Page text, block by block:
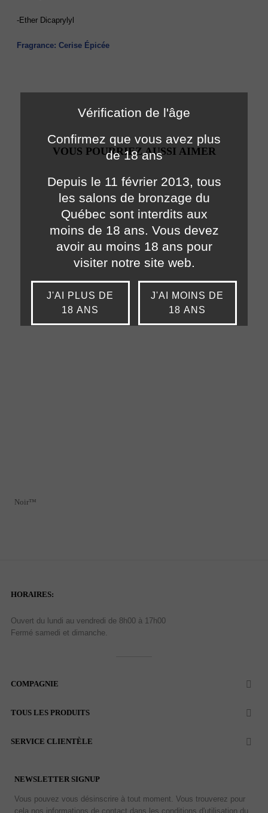
-Ether Dicaprylyl
Fragrance: Cerise Épicée
VOUS POURRIEZ AUSSI AIMER
Noir™
HORAIRES:
Ouvert du lundi au vendredi de 8h00 à 17h00
Fermé samedi et dimanche.
COMPAGNIE 
TOUS LES PRODUITS 
SERVICE CLIENTÈLE 
NEWSLETTER SIGNUP
Vous pouvez vous désinscrire à tout moment. Vous trouverez pour
cela nos informations de contact dans les conditions d'utilisation du
Vérification de l'âge
Confirmez que vous avez plus
de 18 ans
Depuis le 11 février 2013, tous
les salons de bronzage du
Québec sont interdits aux
moins de 18 ans. Vous devez
avoir au moins 18 ans pour
visiter notre site web.
J'AI PLUS DE
18 ANS
J'AI MOINS DE
18 ANS